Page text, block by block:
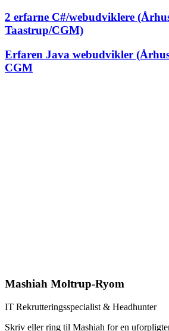
2 erfarne C#/webudviklere
Taastrup/CGM)
Erfaren Java webudvikler
CGM
Mashiah Moltrup-Ryom
IT Rekrutteringsspecialist & Headhunter​
Skriv eller ring til Mashiah for en